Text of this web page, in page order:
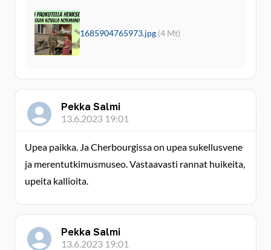
1685904765973.jpg (4 Mt)
Pekka Salmi
13.6.2023 19:01
Upea paikka. Ja Cherbourgissa on upea sukellusvene
ja merentutkimusmuseo. Vastaavasti rannat huikeita,
upeita kallioita.
Pekka Salmi
13.6.2023 19:01